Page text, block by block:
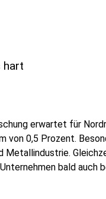
hart
erwartet für
von 0,5 Prozent.
Metallindustrie.
bald auch